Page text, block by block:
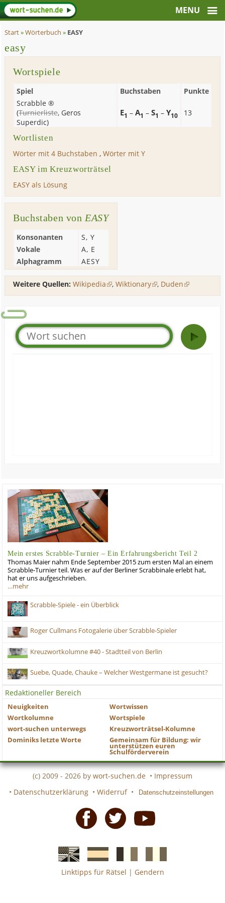
Start»Wörterbuch » EASY
easy
Wortspiele
Spiel Buchstaben
Punkte
Scrabble ®
(Turnierliste, Geros
Superdic)
E1 –A1 –S1 –Y10 13
Wortlisten
Wörter mit 4 Buchstaben ,Wörter mit Y
EASY im Kreuzworträtsel
EASY als Lösung
Buchstaben von EASY
Konsonanten S,Y
Vokale
A, E
Alphagramm
AESY
Weitere Quellen: Wikipedia ,Wiktionary , Duden
Mein erstes Scrabble-Turnier – Ein Erfahrungsbericht Teil 2
Thomas Maier nahm Ende September 2015 zum ersten Mal an einem
Scrabble-Turnier teil. Was er auf der Berliner Scrabbinale erlebt hat,
hat er uns aufgeschrieben.
…mehr
Scrabble-Spiele - ein Überblick
Roger Cullmans Fotogalerie über Scrabble-Spieler
Kreuzwortkolumne #40 - Stadtteil von Berlin
Suebe, Quade, Chauke – Welcher Westgermane ist gesucht?
Redaktioneller Bereich
Neuigkeiten
Wortwissen
Wortkolumne
Wortspiele
wort-suchen unterwegs
Kreuzworträtsel-Kolumne
Dominiks letzte Worte
Gemeinsam für Bildung: wir
unterstützen euren
Schulförderverein
(c) 2009 - 2026 by wort-suchen.de • Impressum
• Datenschutzerklärung • Widerruf • Datenschutzeinstellungen
EnglischeSpanischefranzösicheitalienische
Linktipps für Rätsel | Gendern